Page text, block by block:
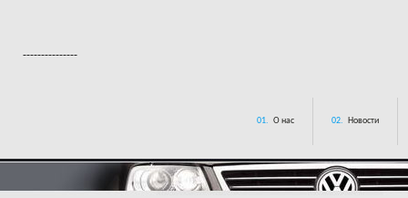
---------------
01. О нас 02. Новости